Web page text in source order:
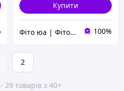
Купити
Фіто юа | Фітоаптека 100%
2
29 товарів з 40+